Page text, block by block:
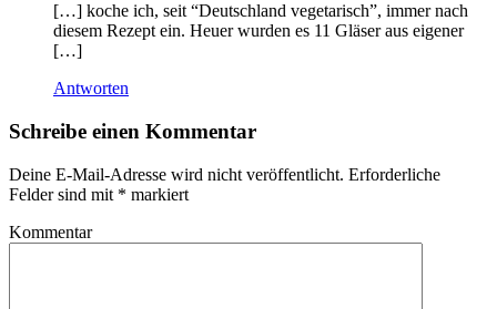
[…] koche ich, seit “Deutschland vegetarisch”, immer nach
diesem Rezept ein. Heuer wurden es 11 Gläser aus eigener
[…]
Antworten
Schreibe einen Kommentar
Deine E-Mail-Adresse wird nicht veröffentlicht. Erforderliche
Felder sind mit * markiert
Kommentar